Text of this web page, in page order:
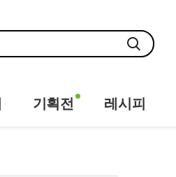
기획전 레시피